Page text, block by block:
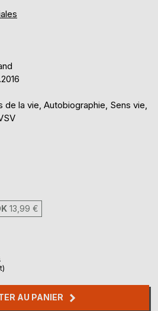
la vie, Autobiographie, Sens vie,
13,99 €
AU PANIER